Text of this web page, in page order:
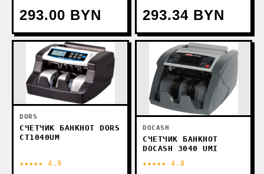
293.00 BYN 293.34 BYN
DORS
СЧЕТЧИК БАНКНОТ DORS
CT1040UM
★★★★★ 4.9
DOCASH
СЧЕТЧИК БАНКНОТ
DOCASH 3040 UMI
★★★★★ 4.8